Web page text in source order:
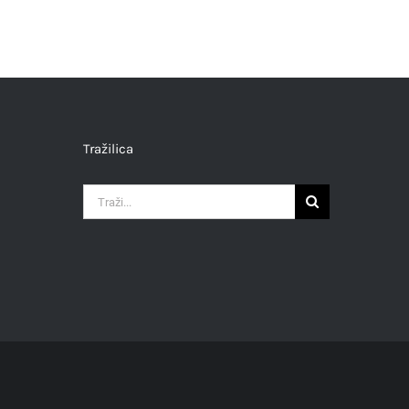
Tražilica
Traži...